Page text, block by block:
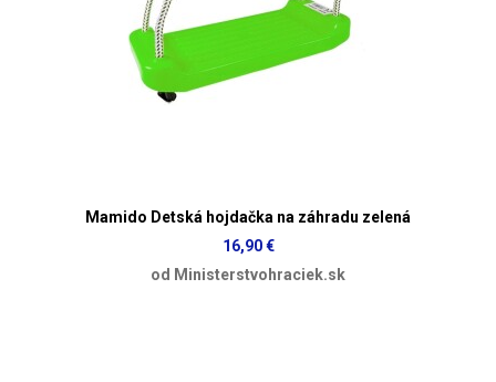
Mamido Detská hojdačka na záhradu zelená
16,90 €
od Ministerstvohraciek.sk